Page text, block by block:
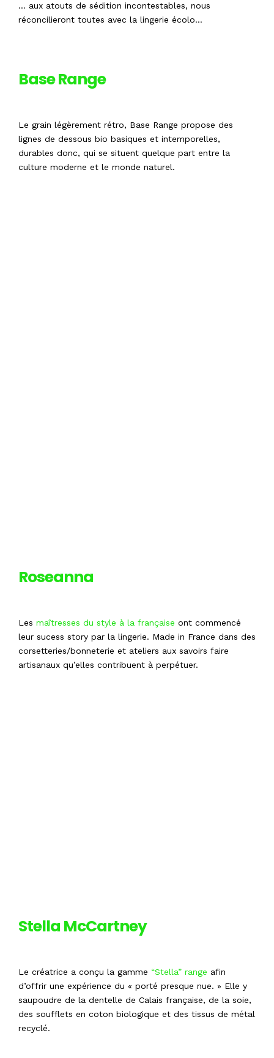
… aux atouts de sédition incontestables, nous
réconcilieront toutes avec la lingerie écolo…
Base Range
Le grain légèrement rétro, Base Range propose des
lignes de dessous bio basiques et intemporelles,
durables donc, qui se situent quelque part entre la
culture moderne et le monde naturel.
Roseanna
Les maîtresses du style à la française ont commencé
leur sucess story par la lingerie. Made in France dans des
corsetteries/bonneterie et ateliers aux savoirs faire
artisanaux qu’elles contribuent à perpétuer.
Stella McCartney
Le créatrice a conçu la gamme “Stella” range afin
d’offrir une expérience du « porté presque nue. » Elle y
saupoudre de la dentelle de Calais française, de la soie,
des soufflets en coton biologique et des tissus de métal
recyclé.